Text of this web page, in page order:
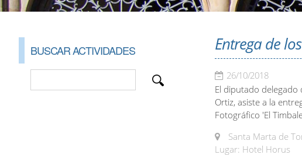
BUSCAR ACTIVIDADES Entrega de
26/10/2018
El diputado delegado
Ortiz, asiste a la
Fotográfico 'El
Santa Marta de
Lugar: Hotel Horus